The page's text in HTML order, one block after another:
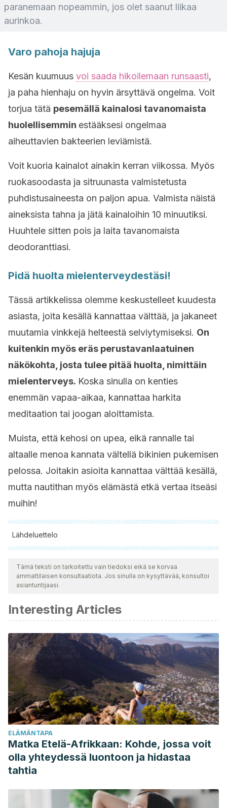
paranemaan nopeammin, jos olet saanut liikaa
aurinkoa.
Varo pahoja hajuja
Kesän kuumuus voi saada hikoilemaan runsaasti,
ja paha hienhaju on hyvin ärsyttävä ongelma. Voit
torjua tätä pesemällä kainalosi tavanomaista
huolellisemmin estääksesi ongelmaa
aiheuttavien bakteerien leviämistä.
Voit kuoria kainalot ainakin kerran viikossa. Myös
ruokasoodasta ja sitruunasta valmistetusta
puhdistusaineesta on paljon apua. Valmista näistä
aineksista tahna ja jätä kainaloihin 10 minuutiksi.
Huuhtele sitten pois ja laita tavanomaista
deodoranttiasi.
Pidä huolta mielenterveydestäsi!
Tässä artikkelissa olemme keskustelleet kuudesta
asiasta, joita kesällä kannattaa välttää, ja jakaneet
muutamia vinkkejä helteestä selviytymiseksi. On
kuitenkin myös eräs perustavanlaatuinen
näkökohta, josta tulee pitää huolta, nimittäin
mielenterveys. Koska sinulla on kenties
enemmän vapaa-aikaa, kannattaa harkita
meditaation tai joogan aloittamista.
Muista, että kehosi on upea, eikä rannalle tai
altaalle menoa kannata vältellä bikinien pukemisen
pelossa. Joitakin asioita kannattaa välttää kesällä,
mutta nautithan myös elämästä etkä vertaa itseäsi
muihin!
Lähdeluettelo
Kaikki lainatut lähteet tarkistettiin perusteellisesti tiimimme
toimesta varmistaaksemme niiden laadun, luotettavuuden,
ajantasaisuuden ja pätevyyden. Tämän artikkelin bibliografia
Sunscreen FAQs. (s. f.). Recuperado 28 de junio de 2021,
de Aad.org website: https://www.aad.org/public/everyday-
care/sun-protection/sunscreen-patients/sunscreen-faqs.
Wang J, Guan Y, Wu L, Guan X et al. Changing lengths of
the Four Seasons by global warming. Geophysical
Research Letters. 2021; 48(6).
Volmut T, Pišot R, Planinšec J, Šimunič B. Physical Activity
Drops During Summer Holidays for 6- to 9-Year-Old
Children. Front Public Health. 2021 Jan 18;8:631141.
Chapman-Novakofski K. Summer is Different: What That
Means for Nutrition Educators. J Nutr Educ Behav. 2016 Jul-
Aug;48(7):436.
J, Chen TA, Meltzer L, Baranowski J. School year versus
Tämä teksti on tarkoitettu vain tiedoksi eikä se korvaa
ammattilaisen konsultaatiota. Jos sinulla on kysyttävää, konsultoi
asiantuntijaasi.
Interesting Articles
ELÄMÄNTAPA
Matka Etelä-Afrikkaan: Kohde, jossa voit
olla yhteydessä luontoon ja hidastaa
tahtia